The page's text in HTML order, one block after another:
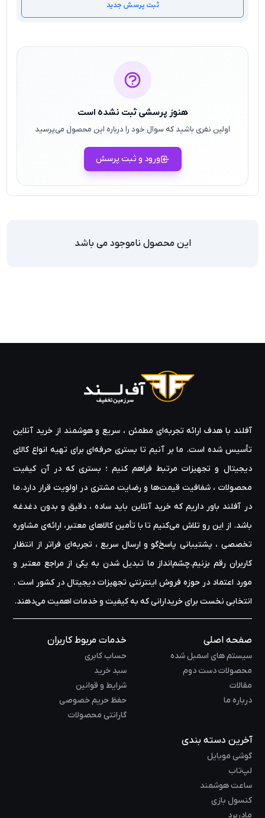
ثبت پرسش جدید
هنوز پرسشی ثبت نشده است
اولین نفری باشید که سوال خود را درباره این محصول می‌پرسید
ورود و ثبت پرسش
این محصول ناموجود می باشد
آفلند با هدف ارائه‌ تجربه‌ای مطمئن ، سریع و هوشمند از خرید آنلاین
تأسیس شده است. ما بر آنیم تا بستری حرفه‌ای برای تهیه‌ انواع کالای
دیجیتال و تجهیزات مرتبط فراهم کنیم ؛ بستری که در آن کیفیت
محصولات ، شفافیت قیمت‌ها و رضایت مشتری در اولویت قرار دارد.ما
در آفلند باور داریم که خرید آنلاین باید ساده ، دقیق و بدون دغدغه
باشد. از این رو تلاش می‌کنیم تا با تأمین کالاهای معتبر، ارائه‌ی مشاوره‌
تخصصی ، پشتیبانی پاسخ‌گو و ارسال سریع ، تجربه‌ای فراتر از انتظار
کاربران رقم بزنیم.چشم‌انداز ما تبدیل شدن به یکی از مراجع معتبر و
مورد اعتماد در حوزه‌ فروش اینترنتی تجهیزات دیجیتال در کشور است .
انتخابی نخست برای خریدارانی که به کیفیت و خدمات اهمیت می‌دهند.
صفحه اصلی
سیستم های اسمبل شده
محصولات دست دوم
مقالات
درباره ما
خدمات مربوط کاربران
حساب کابری
سبد خرید
شرایط و قوانین
حفظ حریم خصوصی
گارانتی محصولات
آخرین دسته بندی
گوشی موبایل
لپ‌تاب
ساعت هوشمند
کنسول بازی
مادربرد